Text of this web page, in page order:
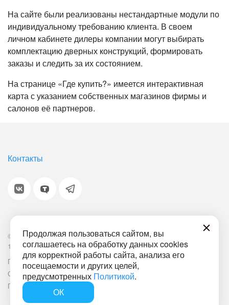
Продолжая пользоваться сайтом, вы
соглашаетесь на обработку данных cookies
для корректной работы сайта, анализа его
посещаемости и других целей,
предусмотренных Политикой.
ОК
На сайте были реализованы нестандартные модули по
индивидуальному требованию клиента. В своем
личном кабинете дилеры компании могут выбирать
комплектацию дверных конструкций, формировать
заказы и следить за их состоянием.
На странице «Где купить?» имеется интерактивная
карта с указанием собственных магазинов фирмы и
салонов её партнеров.
Контакты
© 2001-2026 «Битрикс», «1С-Битрикс». Работает на
1С-Битрикс: Управление сайтом.
Политика обработки персональных данных Наша ИТ-деятельность
Соглашение об использовании сайта Документ СОУТ
План мероприятий по улучшению условий труда